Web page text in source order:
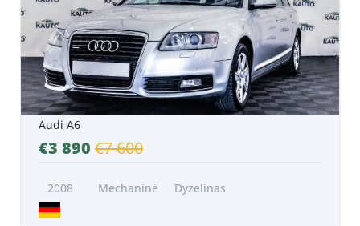
Audi A6
€3 890 €7 600
2008 Mechaninė Dyzelinas